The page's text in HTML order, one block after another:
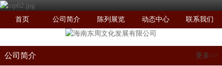
首页 公司简介 陈列展览 动态中心 联系我们
公司简介 更多>>